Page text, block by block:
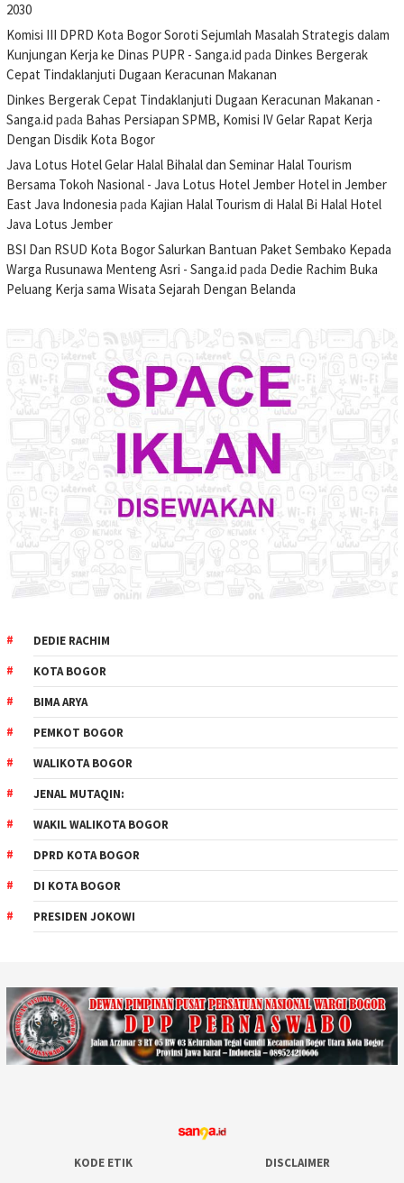
2030
Komisi III DPRD Kota Bogor Soroti Sejumlah Masalah Strategis dalam
Kunjungan Kerja ke Dinas PUPR - Sanga.id pada Dinkes Bergerak
Cepat Tindaklanjuti Dugaan Keracunan Makanan
Dinkes Bergerak Cepat Tindaklanjuti Dugaan Keracunan Makanan -
Sanga.id pada Bahas Persiapan SPMB, Komisi IV Gelar Rapat Kerja
Dengan Disdik Kota Bogor
Java Lotus Hotel Gelar Halal Bihalal dan Seminar Halal Tourism
Bersama Tokoh Nasional - Java Lotus Hotel Jember Hotel in Jember
East Java Indonesia pada Kajian Halal Tourism di Halal Bi Halal Hotel
Java Lotus Jember
BSI Dan RSUD Kota Bogor Salurkan Bantuan Paket Sembako Kepada
Warga Rusunawa Menteng Asri - Sanga.id pada Dedie Rachim Buka
Peluang Kerja sama Wisata Sejarah Dengan Belanda
DEDIE RACHIM
KOTA BOGOR
BIMA ARYA
PEMKOT BOGOR
WALIKOTA BOGOR
JENAL MUTAQIN:
WAKIL WALIKOTA BOGOR
DPRD KOTA BOGOR
DI KOTA BOGOR
PRESIDEN JOKOWI
KODE ETIK
DISCLAIMER